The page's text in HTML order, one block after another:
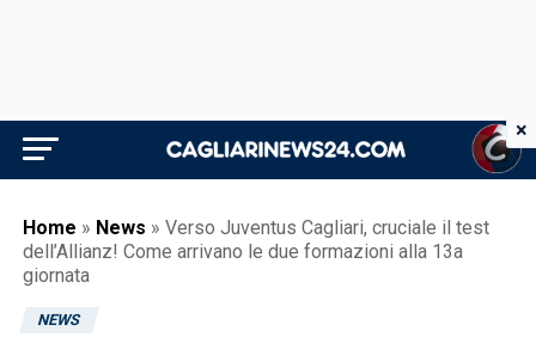
Home » News » Verso Juventus Cagliari, cruciale il test
dell’Allianz! Come arrivano le due formazioni alla 13a
giornata
NEWS
×